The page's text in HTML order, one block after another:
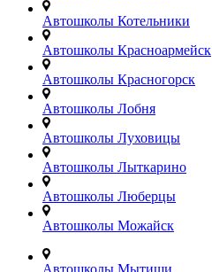
Автошколы Котельники
Автошколы Красноармейск
Автошколы Красногорск
Автошколы Лобня
Автошколы Луховицы
Автошколы Лыткарино
Автошколы Люберцы
Автошколы Можайск
Автошколы Мытищи